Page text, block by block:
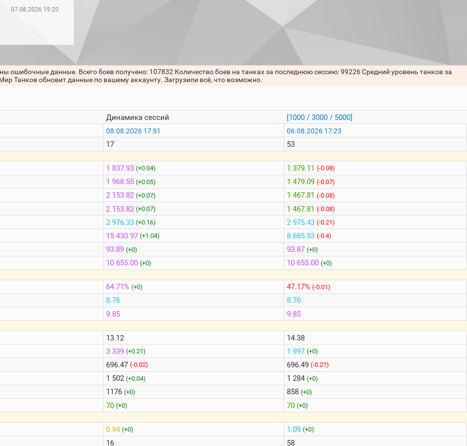
07.08.2026 19:20
ошибочные данные. Всего боев получено: 107832 Количество боев на танках за последнюю сессию: 99226 Средний уровень танков за
Танков обновит данные по вашему аккаунту. Загрузили всё, что возможно.
Динамика сессий
08.08.2026 17:51
17
1 837.93 (+0.04)
1 968.55 (+0.05)
2 153.82 (+0.07)
2 153.82 (+0.07)
2 976.33 (+0.16)
15 430.97 (+1.04)
93.89 (+0)
10 655.00 (+0)
64.71%(+0)
8.76
9.85
13.12
3 339(+0.21)
696.47(-0.02)
1 502(+0.04)
1176(+0)
70(+0)
0.94(+0)
16
[1000 / 3000 / 5000]
06.08.2026 17:23
53
1 379.11 (-0.08)
1 479.09 (-0.07)
1 467.81 (-0.08)
1 467.81 (-0.08)
2 975.43 (-0.21)
8 685.93 (-0.4)
93.87 (+0)
10 655.00 (+0)
47.17% (-0.01)
8.76
9.85
14.38
1 997 (+0)
696.49 (-0.21)
1 284 (+0)
858 (+0)
70 (+0)
1.09 (+0)
58